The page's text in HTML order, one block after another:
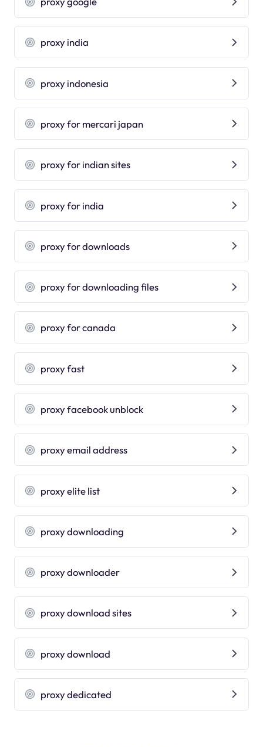
proxy india
proxy indonesia
proxy for mercari japan
proxy for indian sites
proxy for india
proxy for downloads
proxy for downloading files
proxy for canada
proxy fast
proxy facebook unblock
proxy email address
proxy elite list
proxy downloading
proxy downloader
proxy download sites
proxy download
proxy dedicated